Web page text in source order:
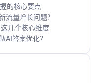
的核心要点
流量增长问题？
几个核心维度
AI答案优化？